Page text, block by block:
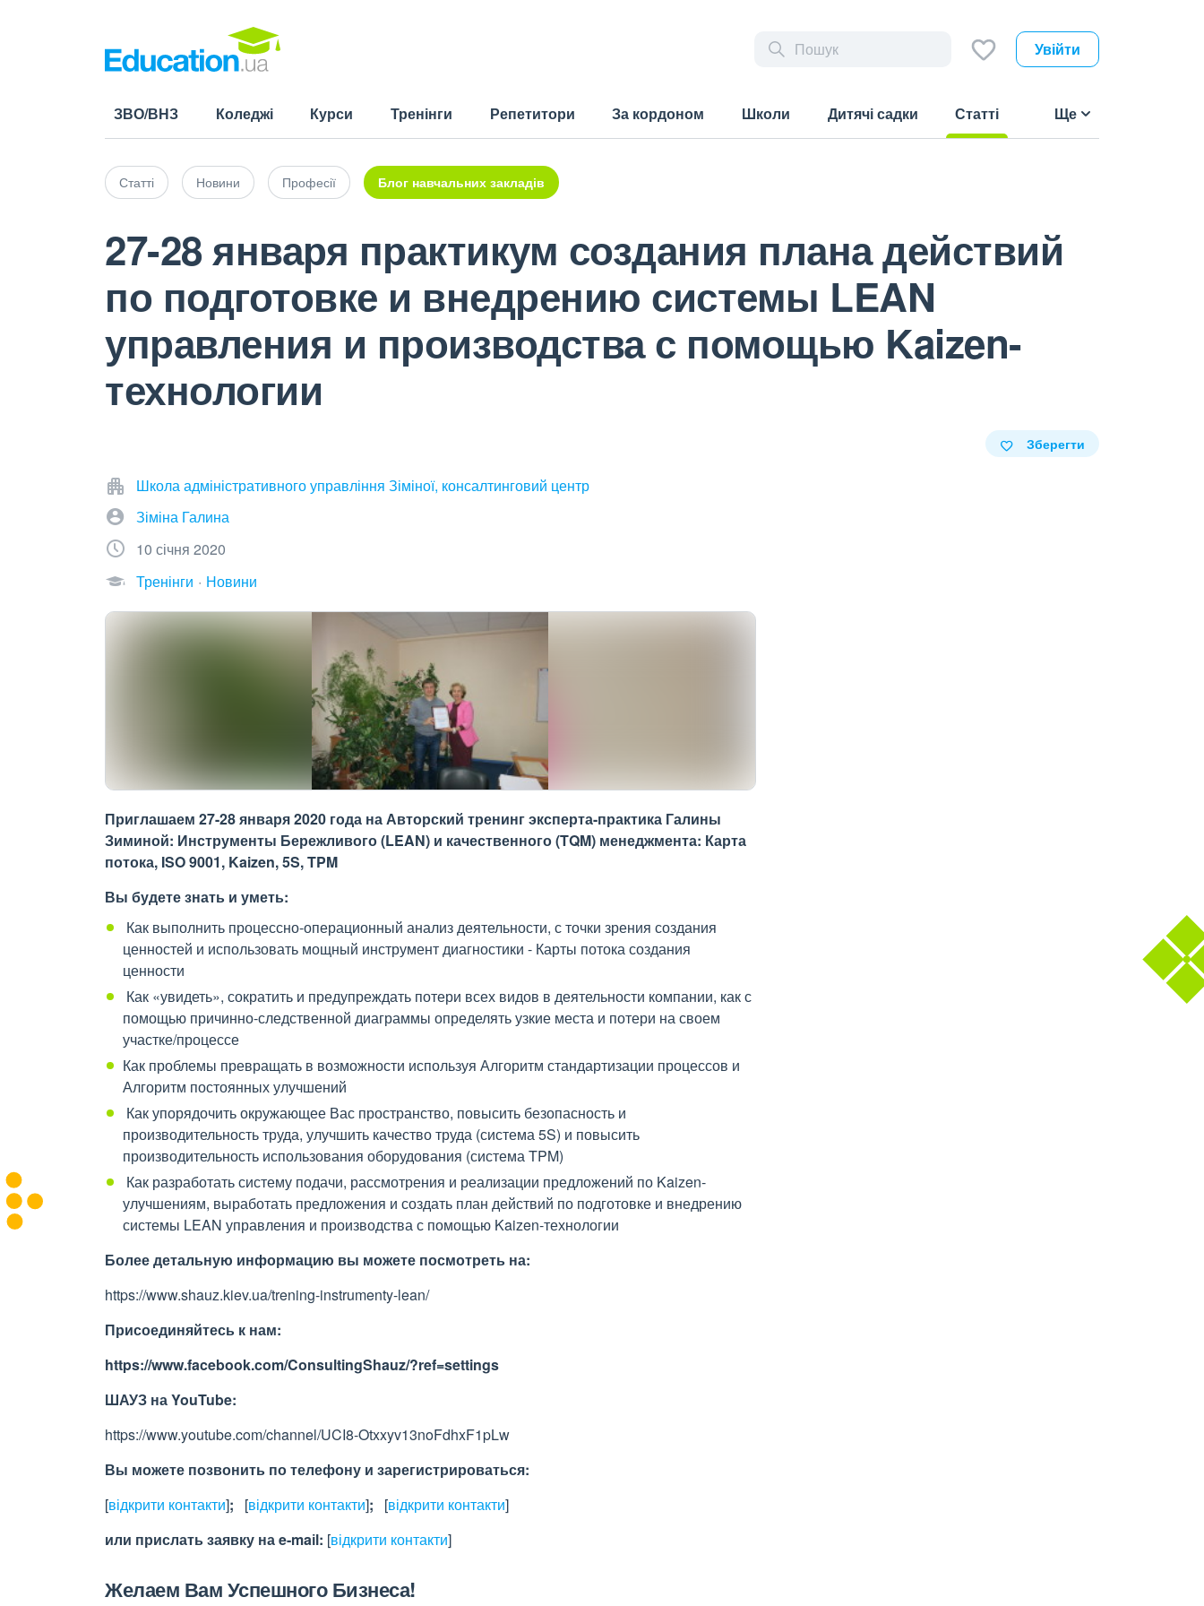
Увійти
ЗВО/ВНЗ Коледжі Курси Тренінги Репетитори За кордоном Школи Дитячі садки
Статті
Ще
Статті Новини Професії Блог навчальних закладів
27-28 января практикум создания плана действий
по подготовке и внедрению системы LEAN
управления и производства с помощью Kaizen-
технологии
Зберегти
Школа адміністративного управління Зіміної, консалтинговий центр
Зіміна Галина
10 січня 2020
Тренінги
Новини
Приглашаем 27-28 января 2020 года на Авторский тренинг эксперта-практика Галины
Зиминой: Инструменты Бережливого (LEAN) и качественного (TQM) менеджмента: Карта
потока, ISO 9001, Kaizen, 5S, TPM
Вы будете знать и уметь:
Как выполнить процессно-операционный анализ деятельности, с точки зрения создания
ценностей и использовать мощный инструмент диагностики - Карты потока создания
ценности
Как «увидеть», сократить и предупреждать потери всех видов в деятельности компании, как с
помощью причинно-следственной диаграммы определять узкие места и потери на своем
участке/процессе
Как проблемы превращать в возможности используя Алгоритм стандартизации процессов и
Алгоритм постоянных улучшений
Как упорядочить окружающее Вас пространство, повысить безопасность и
производительность труда, улучшить качество труда (система 5S) и повысить
производительность использования оборудования (система TPM)
Как разработать систему подачи, рассмотрения и реализации предложений по Kaizen-
улучшениям, выработать предложения и создать план действий по подготовке и внедрению
системы LEAN управления и производства с помощью Kaizen-технологии
Более детальную информацию вы можете посмотреть на:
https://www.shauz.kiev.ua/trening-instrumenty-lean/
Присоединяйтесь к нам:
https://www.facebook.com/ConsultingShauz/?ref=settings
ШАУЗ наYouTube:
https://www.youtube.com/channel/UCI8-Otxxyv13noFdhxF1pLw
Вы можете позвонить по телефону и зарегистрироваться:
[відкрити контакти]; [відкрити контакти]; [відкрити контакти]
или прислать заявку на e-maіl: [відкрити контакти]
Желаем Вам Успешного Бизнеса!